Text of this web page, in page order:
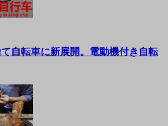
自転車に新展開。電動機付き自転